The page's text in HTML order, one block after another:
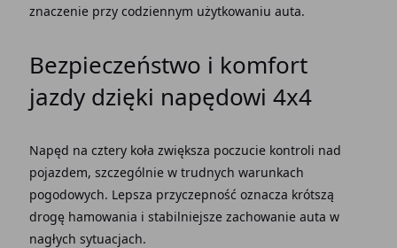
znaczenie przy codziennym użytkowaniu auta.
Bezpieczeństwo i komfort
jazdy dzięki napędowi 4x4
Napęd na cztery koła zwiększa poczucie kontroli nad
pojazdem, szczególnie w trudnych warunkach
pogodowych. Lepsza przyczepność oznacza krótszą
drogę hamowania i stabilniejsze zachowanie auta w
nagłych sytuacjach.